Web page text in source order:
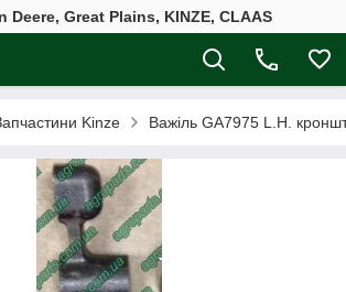
Deere, Great Plains, KINZE, CLAAS
Kinze Важіль GA7975 L.H.